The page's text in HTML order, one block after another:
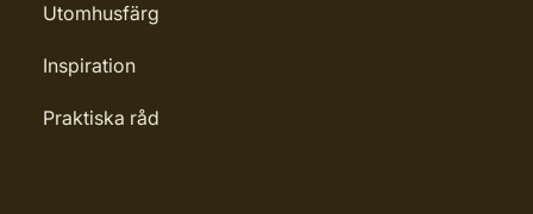
Utomhusfärg
Inspiration
Praktiska råd